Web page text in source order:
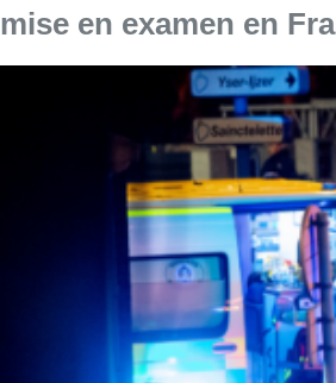
mise en examen en